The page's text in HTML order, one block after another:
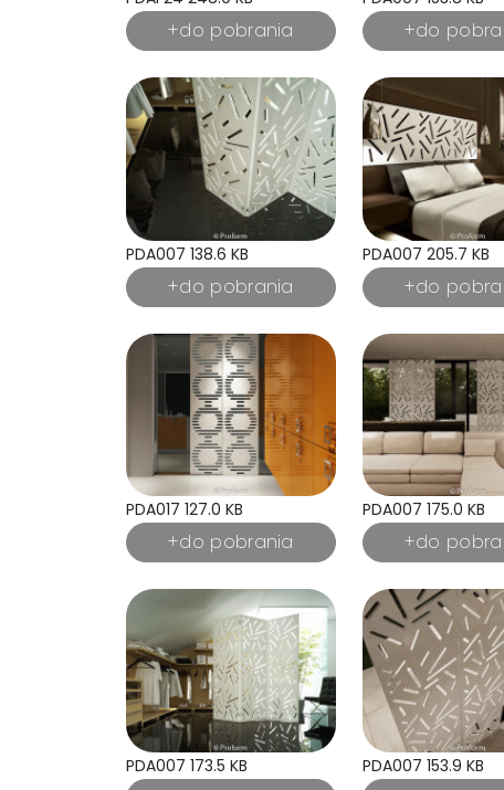
PDA007 138.6 KB PDA007 205.7 KB
PDA017 127.0 KB PDA007 175.0 KB
PDA007 173.5 KB PDA007 153.9 KB